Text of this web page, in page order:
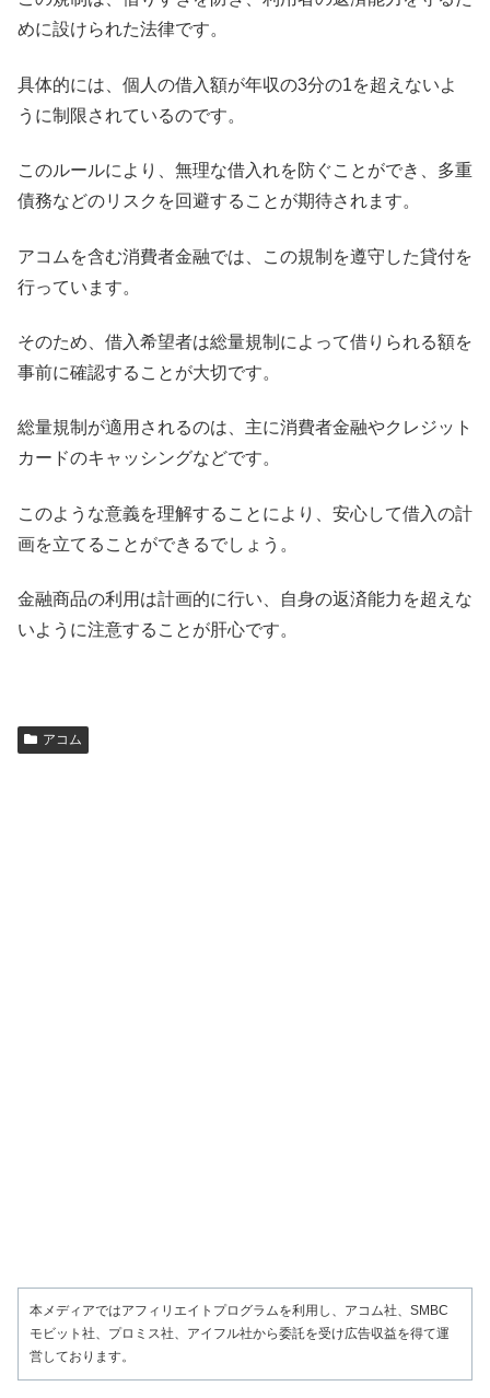
めに設けられた法律です。
具体的には、個人の借入額が年収の3分の1を超えないよ
うに制限されているのです。
このルールにより、無理な借入れを防ぐことができ、多重
債務などのリスクを回避することが期待されます。
アコムを含む消費者金融では、この規制を遵守した貸付を
行っています。
そのため、借入希望者は総量規制によって借りられる額を
事前に確認することが大切です。
総量規制が適用されるのは、主に消費者金融やクレジット
カードのキャッシングなどです。
このような意義を理解することにより、安心して借入の計
画を立てることができるでしょう。
金融商品の利用は計画的に行い、自身の返済能力を超えな
いように注意することが肝心です。
アコム
本メディアではアフィリエイトプログラムを利用し、アコム社、SMBC
モビット社、プロミス社、アイフル社から委託を受け広告収益を得て運
営しております。